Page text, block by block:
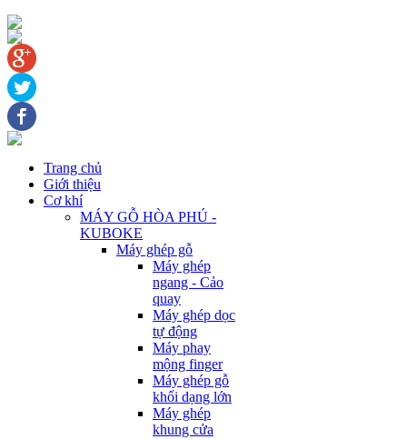
Trang chủ
Giới thiệu
Cơ khí
MÁY GỖ HÒA PHÚ -
KUBOKE
Máy ghép gỗ
Máy ghép
ngang - Cảo
quay
Máy ghép dọc
tự động
Máy phay
mộng finger
Máy ghép gỗ
khối dạng lớn
Máy ghép
khung cửa